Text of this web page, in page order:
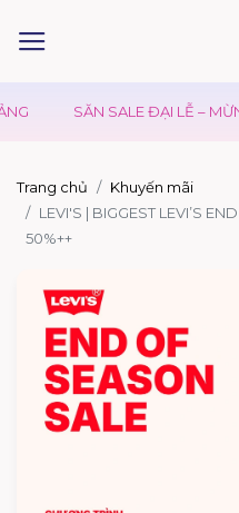
SALE ĐẠI LỄ – MỪNG QUỐC
Trang chủ
Khuyến mãi
LEVI'S | BIGGEST LEVI’S
50%++